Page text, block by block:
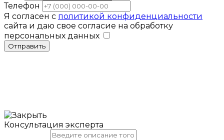
Телефон
Я согласен с политикой конфиденциальности
сайта и даю свое согласие на обработку
персональных данных
Отправить
Консультация эксперта